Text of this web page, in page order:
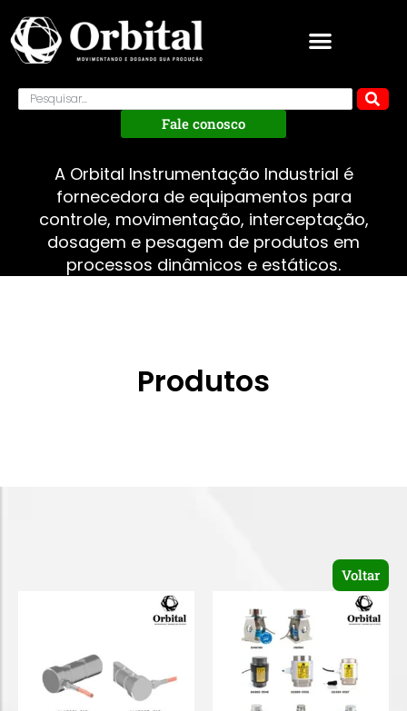
Fale conosco
A Orbital Instrumentação Industrial é
fornecedora de equipamentos para
controle, movimentação, interceptação,
dosagem e pesagem de produtos em
processos dinâmicos e estáticos.
Produtos
Voltar